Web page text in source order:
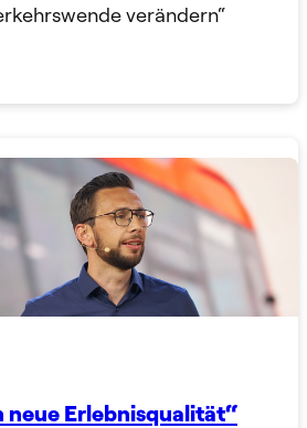
verändern“
neue Erlebnisqualität“